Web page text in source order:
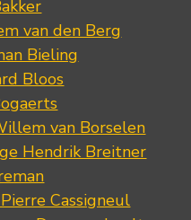
van den Berg
Bieling
Bloos
van Borselen
Hendrik Breitner
Cassigneul